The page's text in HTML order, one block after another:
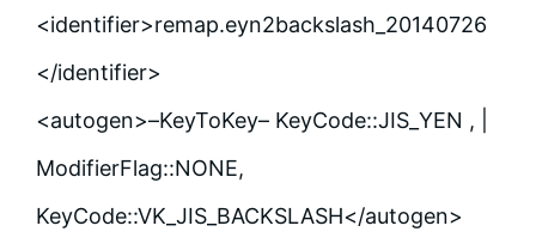
<identifier>remap.eyn2backslash_20140726
</identifier>
<autogen>–KeyToKey– KeyCode::JIS_YEN , |
ModifierFlag::NONE,
KeyCode::VK_JIS_BACKSLASH</autogen>